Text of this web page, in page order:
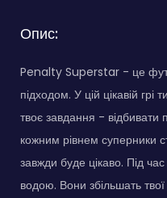
Опис:
Penalty Superstar - це
підходом. У цій цікавій грі
твоє завдання - відбивати
кожним рівнем суперники
завжди буде цікаво. Під
водою. Вони збільшать